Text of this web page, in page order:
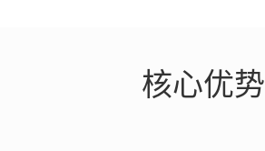
核心优势